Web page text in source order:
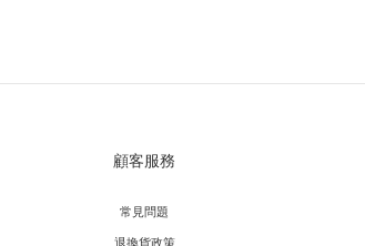
顧客服務
常見問題
退換貨政策